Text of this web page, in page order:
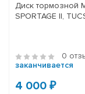
Диск тормозной MASUMA, rear
0
заканчивается
4 000 ₽